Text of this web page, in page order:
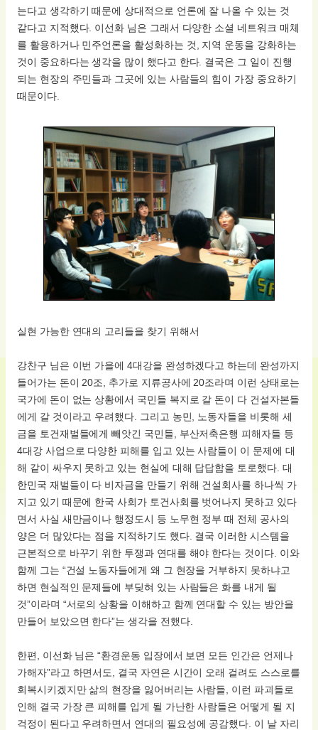
는다고 생각하기 때문에 상대적으로 언론에 잘 나올 수 있는 것
같다고 지적했다. 이선화 님은 그래서 다양한 소셜 네트워크 매체
를 활용하거나 민주언론을 활성화하는 것, 지역 운동을 강화하는
것이 중요하다는 생각을 많이 했다고 한다. 결국은 그 일이 진행
되는 현장의 주민들과 그곳에 있는 사람들의 힘이 가장 중요하기
때문이다.
실현 가능한 연대의 고리들을 찾기 위해서
강찬구 님은 이번 가을에 4대강을 완성하겠다고 하는데 완성까지
들어가는 돈이 20조, 추가로 지류공사에 20조라며 이런 상태로는
국가에 돈이 없는 상황에서 국민들 복지로 갈 돈이 다 건설자본들
에게 갈 것이라고 우려했다. 그리고 농민, 노동자들을 비롯해 세
금을 토건재벌들에게 빼앗긴 국민들, 부산저축은행 피해자들 등
4대강 사업으로 다양한 피해를 입고 있는 사람들이 이 문제에 대
해 같이 싸우지 못하고 있는 현실에 대해 답답함을 토로했다. 대
한민국 재벌들이 다 비자금을 만들기 위해 건설회사를 하나씩 가
지고 있기 때문에 한국 사회가 토건사회를 벗어나지 못하고 있다
면서 사실 새만금이나 행정도시 등 노무현 정부 때 전체 공사의
양은 더 많았다는 점을 지적하기도 했다. 결국 이러한 시스템을
근본적으로 바꾸기 위한 투쟁과 연대를 해야 한다는 것이다. 이와
함께 그는 “건설 노동자들에게 왜 그 현장을 거부하지 못하냐고
하면 현실적인 문제들에 부딪혀 있는 사람들은 화를 내게 될
것”이라며 “서로의 상황을 이해하고 함께 연대할 수 있는 방안을
만들어 보았으면 한다”는 생각을 전했다.
한편, 이선화 님은 “환경운동 입장에서 보면 모든 인간은 언제나
가해자”라고 하면서도, 결국 자연은 시간이 오래 걸려도 스스로를
회복시키겠지만 삶의 현장을 잃어버리는 사람들, 이런 파괴들로
인해 결국 가장 큰 피해를 입게 될 가난한 사람들은 어떻게 될 지
걱정이 된다고 우려하면서 연대의 필요성에 공감했다. 이 날 자리